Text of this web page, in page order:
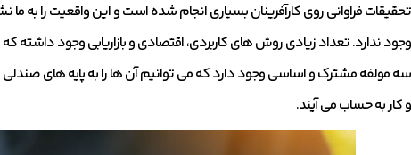
تحقیقات فراوانی روی کارآفرینان بسیاری انجام شده است و این واقعیت را
وجود ندارد. تعداد زیادی روش های کاربردی، اقتصادی و بازاریابی وجود
سه مولفه مشترک و اساسی وجود دارد که می توانیم آن ها را به پایه های
و کار به حساب می آیند.